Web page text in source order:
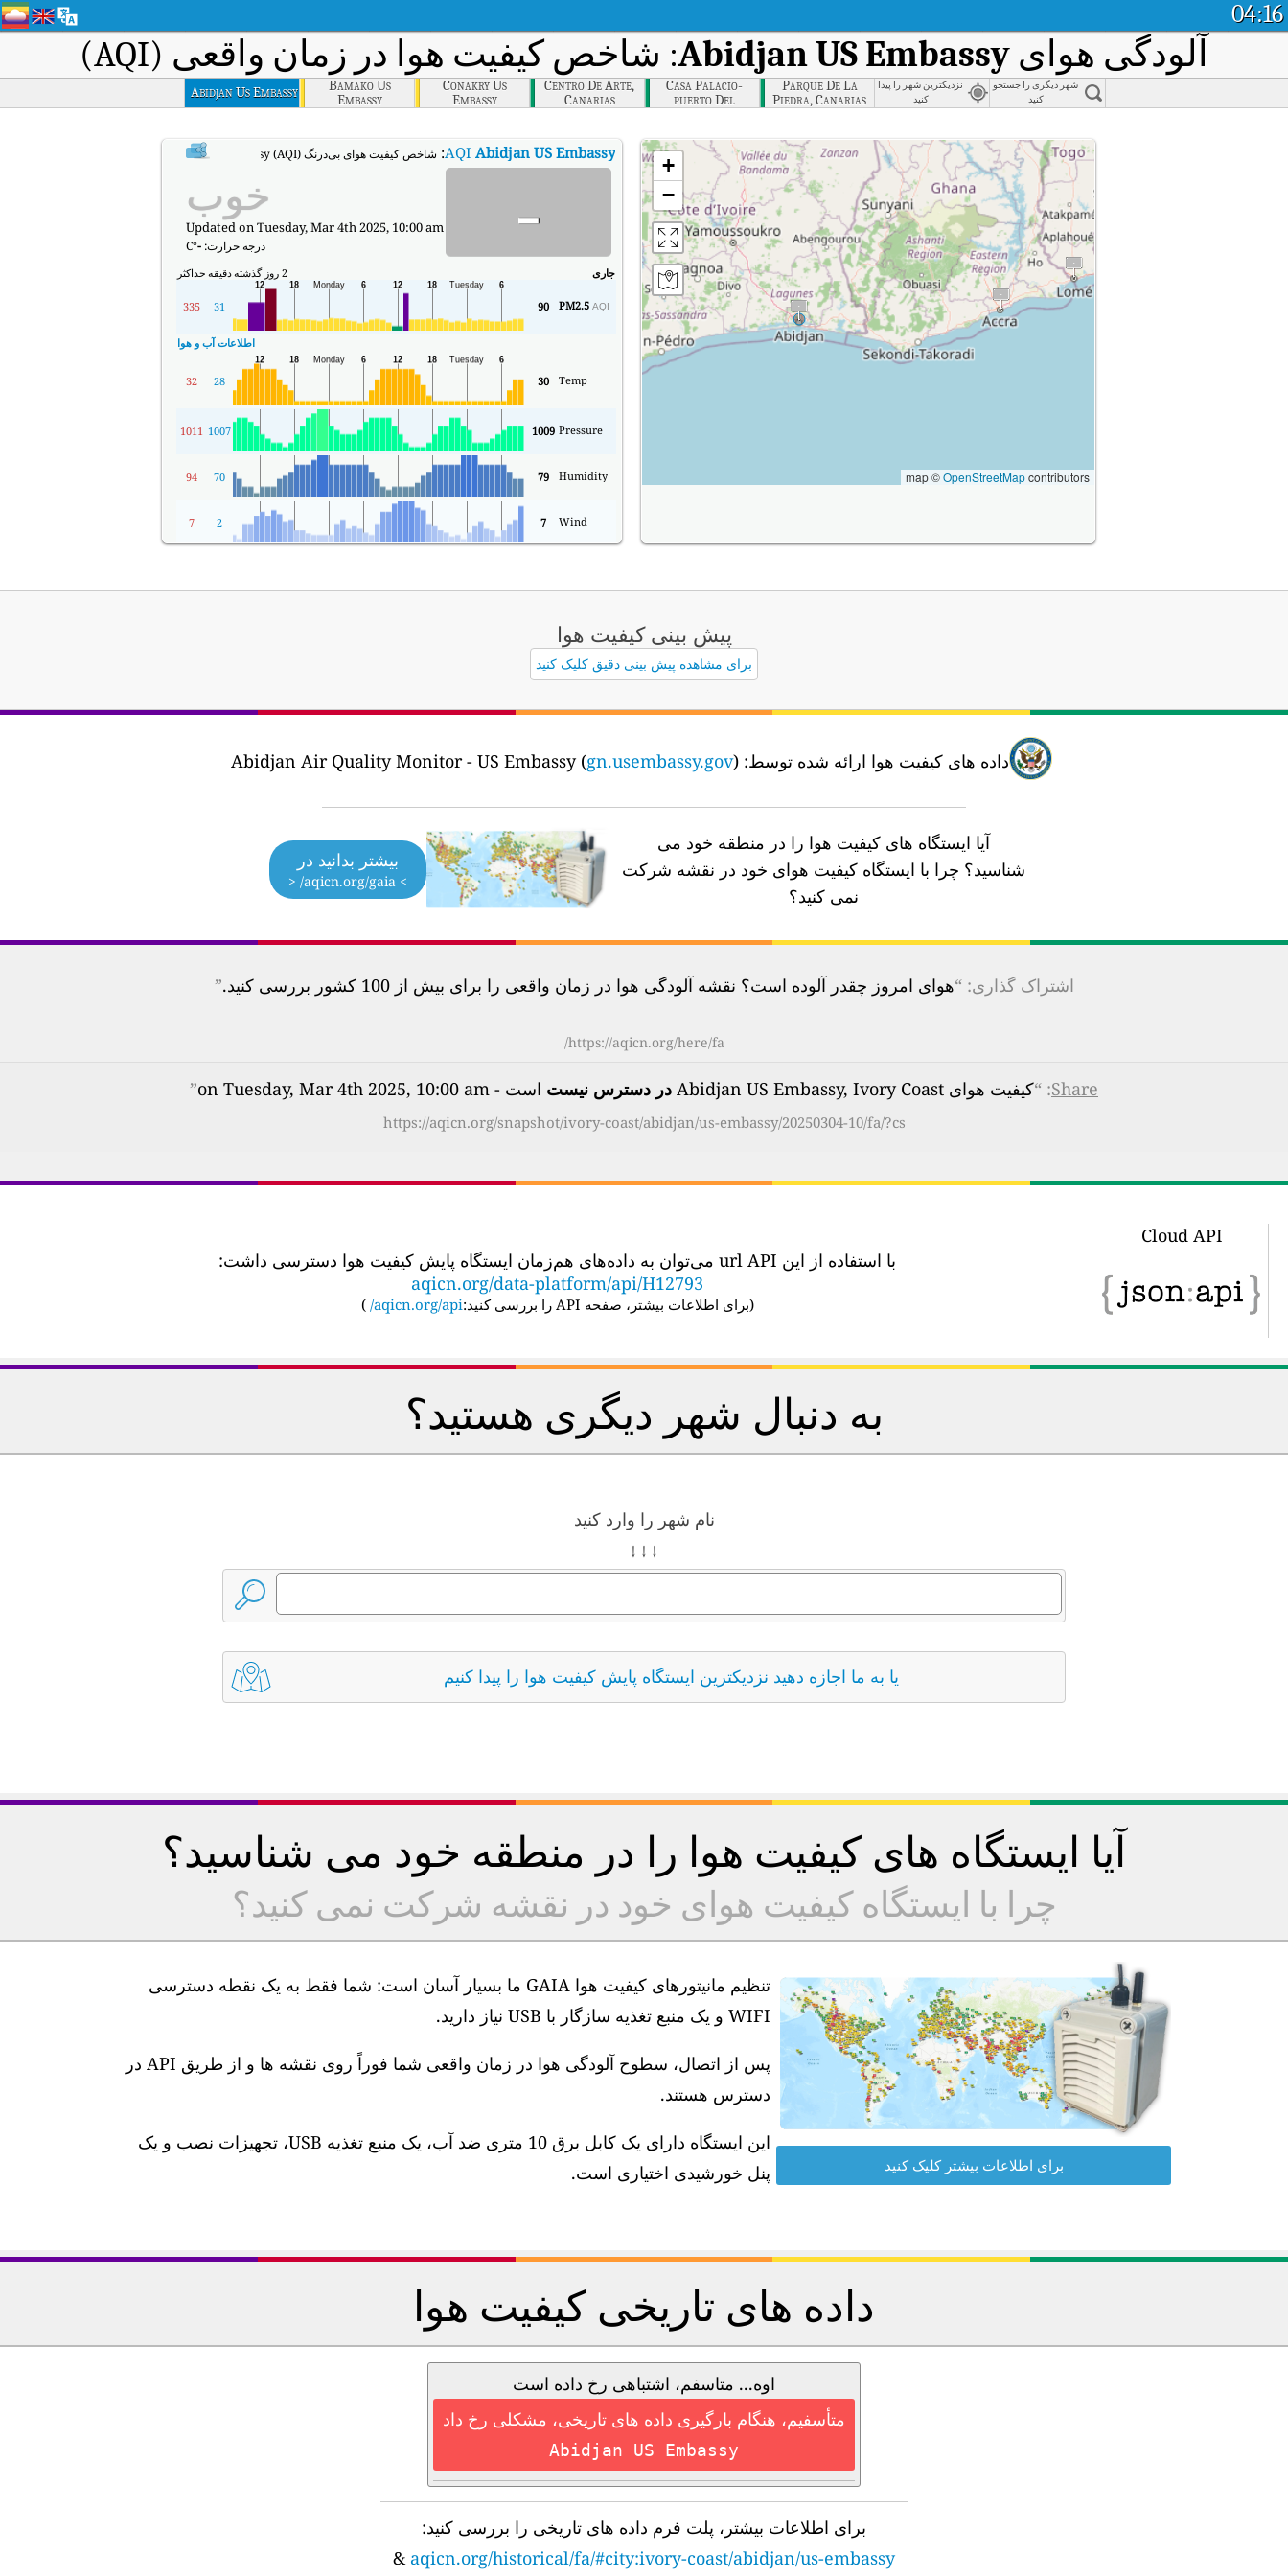
04:16
آلودگی هوای Abidjan US Embassy: شاخص کیفیت هوا در زمان واقعی (AQI)
Abidjan Us Embassy
Bamako Us
Embassy
Conakry Us
Embassy
Centro De Arte,
Canarias
Casa Palacio-
puerto Del
Rosario, Canarias
Parque De La
Piedra, Canarias
نزدیکترین شهر را پیدا
کنید
شهر دیگری را جستجو
کنید
AQI Abidjan US Embassy
: شاخص کیفیت هوای بی‌درنگ Abidjan US Embassy (AQI).
- خوب
Updated on Tuesday, Mar 4th 2025, 10:00 am
درجه حرارت:-
°C
جاری 2 روز گذشته دقیقه حداکثر
PM2.5 AQI
90
31
335
اطلاعات آب و هوا
Temp
30
28
32
Pressure
1009
1007
1011
Humidity
79
70
94
Wind
7
2
7
+
−
map ©OpenStreetMapcontributors
پیش بینی کیفیت هوا
برای مشاهده پیش بینی دقیق کلیک کنید
داده های کیفیت هوا ارائه شده توسط: gn.usembassy.gov)
آیا ایستگاه های کیفیت هوا را در منطقه خود می
شناسید؟ چرا با ایستگاه کیفیت هوای خود در نقشه شرکت
نمی کنید؟
بیشتر بدانید در
> aqicn.org/gaia/ <
اشتراک گذاری: “هوای امروز چقدر آلوده است؟ نقشه آلودگی هوا در زمان واقعی را برای بیش از 100 کشور بررسی کنید. ”
https://aqicn.org/here/fa/
Share
: “کیفیت هوای Abidjan US Embassy, Ivory Coast در دسترس نیست است - on Tuesday, Mar 4th 2025, 10:00 am ”
https://aqicn.org/snapshot/ivory-coast/abidjan/us-embassy/20250304-10/fa/?cs
Cloud API
با استفاده از این url API می‌توان به داده‌های هم‌زمان ایستگاه پایش کیفیت هوا دسترسی داشت:
aqicn.org/data-platform/api/H12793
(برای اطلاعات بیشتر، صفحه API را بررسی کنید: aqicn.org/api/
)
به دنبال شهر دیگری هستید؟
نام شهر را وارد کنید
↓ ↓ ↓
یا به ما اجازه دهید نزدیکترین ایستگاه پایش کیفیت هوا را پیدا کنیم
آیا ایستگاه های کیفیت هوا را در منطقه خود می شناسید؟
چرا با ایستگاه کیفیت هوای خود در نقشه شرکت نمی کنید؟
تنظیم مانیتورهای کیفیت هوا GAIA ما بسیار آسان است: شما فقط به یک نقطه دسترسی
WIFI و یک منبع تغذیه سازگار با USB نیاز دارید.
پس از اتصال، سطوح آلودگی هوا در زمان واقعی شما فوراً روی نقشه ها و از طریق API در
دسترس هستند.
این ایستگاه دارای یک کابل برق 10 متری ضد آب، یک منبع تغذیه USB، تجهیزات نصب و یک
پنل خورشیدی اختیاری است.
برای اطلاعات بیشتر کلیک کنید
داده های تاریخی کیفیت هوا
اوه... متاسفم، اشتباهی رخ داده است
متأسفیم، هنگام بارگیری داده های تاریخی، مشکلی رخ داد
Abidjan US Embassy
برای اطلاعات بیشتر، پلت فرم داده های تاریخی را بررسی کنید:
aqicn.org/historical/fa/#city:ivory-coast/abidjan/us-embassy
&